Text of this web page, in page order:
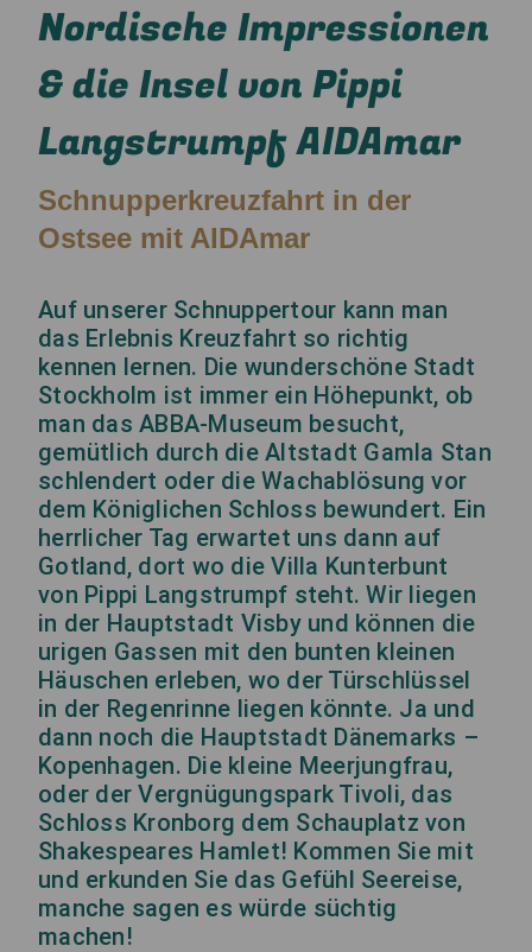
Nordische Impressionen
& die Insel von Pippi
Langstrumpf AIDAmar
Schnupperkreuzfahrt in der
Ostsee mit AIDAmar
Auf unserer Schnuppertour kann man
das Erlebnis Kreuzfahrt so richtig
kennen lernen. Die wunderschöne Stadt
Stockholm ist immer ein Höhepunkt, ob
man das ABBA-Museum besucht,
gemütlich durch die Altstadt Gamla Stan
schlendert oder die Wachablösung vor
dem Königlichen Schloss bewundert. Ein
herrlicher Tag erwartet uns dann auf
Gotland, dort wo die Villa Kunterbunt
von Pippi Langstrumpf steht. Wir liegen
in der Hauptstadt Visby und können die
urigen Gassen mit den bunten kleinen
Häuschen erleben, wo der Türschlüssel
in der Regenrinne liegen könnte. Ja und
dann noch die Hauptstadt Dänemarks –
Kopenhagen. Die kleine Meerjungfrau,
oder der Vergnügungspark Tivoli, das
Schloss Kronborg dem Schauplatz von
Shakespeares Hamlet! Kommen Sie mit
und erkunden Sie das Gefühl Seereise,
manche sagen es würde süchtig
machen!